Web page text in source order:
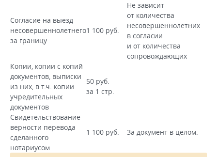
Согласие на выезд
несовершеннолетнего
за границу
1 100 руб.
Не зависит
от количества
несовершеннолетних
в согласии
и от количества
сопровождающих
Копии, копии с копий
документов, выписки
из них, в т.ч. копии
учредительных
документов
50 руб.
за 1 стр.
Свидетельствование
верности перевода
сделанного
нотариусом
1 100 руб. За документ в целом.